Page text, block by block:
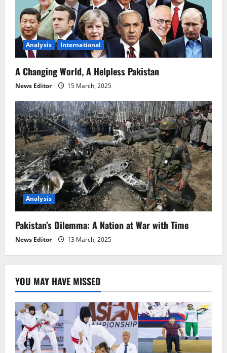
Analysis International
A Changing World, A Helpless Pakistan
News Editor 15 March, 2025
Analysis
Pakistan’s Dilemma: A Nation at War with Time
News Editor 13 March, 2025
YOU MAY HAVE MISSED